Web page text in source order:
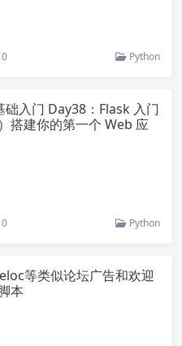
0 Python
入门 Day38：Flask 入门
搭建你的第一个 Web 应
0 Python
等类似论坛广告和欢迎
本